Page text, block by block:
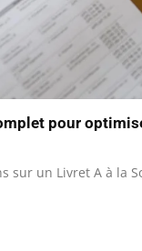
pour
un Livret A à la